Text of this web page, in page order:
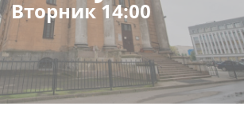
Вторник 14:00